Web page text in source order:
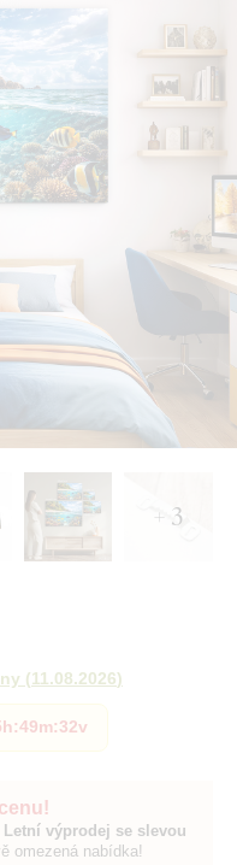
+ 3
Letní výprodej se slevou
omezená nabídka!
(11.08.2026)
:49m:31v